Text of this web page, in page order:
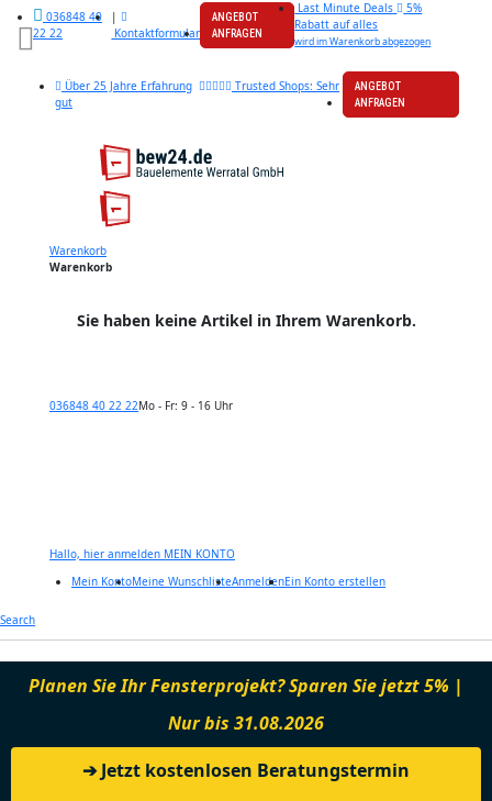
036848 40
22 22
|
Kontaktformular
ANGEBOT
ANFRAGEN
Last Minute Deals
5%
Rabatt auf alles
wird im Warenkorb abgezogen
Über 25 Jahre Erfahrung
Trusted Shops: Sehr
gut
ANGEBOT
ANFRAGEN
Warenkorb
Warenkorb
Sie haben keine Artikel in Ihrem Warenkorb.
036848 40 22 22Mo - Fr: 9 - 16 Uhr
Hallo, hier anmelden MEIN KONTO
Mein KontoMeine WunschlisteAnmeldenEin Konto erstellen
Search
Planen Sie Ihr Fensterprojekt? Sparen Sie jetzt 5% |
Nur bis 31.08.2026
➔ Jetzt kostenlosen Beratungstermin